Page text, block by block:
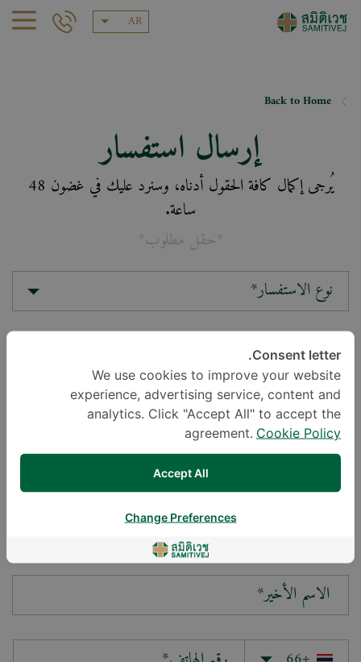
AR
Back to Home
إرسال استفسار
يُرجى إكمال كافة الحقول أدناه، وسنرد عليك في غضون 48
ساعة.
*حقل مطلوب*
نوع الاستفسار*
الموقع*
سؤالك*
الاسم الأخير*
Consent letter.
We use cookies to improve your website
experience, advertising service, content and
analytics. Click "Accept All" to accept the
agreement. Cookie Policy
Accept All
Change Preferences